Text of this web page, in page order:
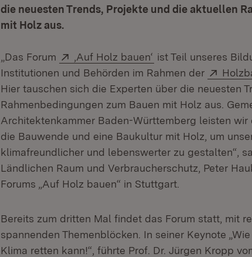
die neuesten Trends, Projekte und die aktuellen
mit Holz aus.
„Das Forum Extern:
‚Auf Holz bauen‘ (Öffnet in neuem
ist Teil unseres
Institutionen und Behörden im Rahmen der
Hier tauschen sich die Experten über die neuesten
Rahmenbedingungen zum Bauen mit Holz aus.
Architektenkammer Baden-Württemberg leisten
die Bauwende und eine Baukultur mit Holz, um
klimafreundlicher und lebenswerter zu gestalten“,
Ländlichen Raum und Verbraucherschutz, Peter
Forums „Auf Holz bauen“ in Stuttgart.
Bereits zum dritten Mal findet das Forum statt, mit
spannenden Themenblöcken. In seiner Keynote
Klima retten kann!“, führte Prof. Dr. Jürgen Kropp